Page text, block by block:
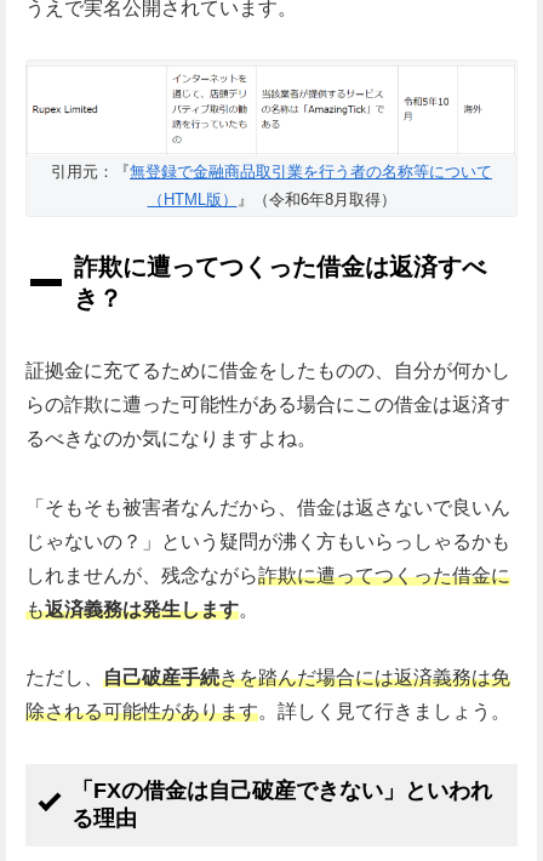
うえで実名公開されています。
引用元：『無登録で金融商品取引業を行う者の名称等について
（HTML版）
』（令和6年8月取得）
詐欺に遭ってつくった借金は返済すべ
き？
証拠金に充てるために借金をしたものの、自分が何かし
らの詐欺に遭った可能性がある場合にこの借金は返済す
るべきなのか気になりますよね。
「そもそも被害者なんだから、借金は返さないで良いん
じゃないの？」という疑問が沸く方もいらっしゃるかも
しれませんが、残念ながら詐欺に遭ってつくった借金に
も返済義務は発生します。
ただし、 自己破産手続きを踏んだ場合には返済義務は免
除される可能性があります。詳しく見て行きましょう。
「FXの借金は自己破産できない」といわれ
る理由